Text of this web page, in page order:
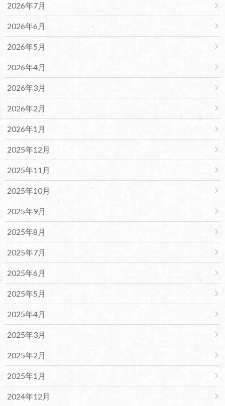
2026年7月
2026年6月
2026年5月
2026年4月
2026年3月
2026年2月
2026年1月
2025年12月
2025年11月
2025年10月
2025年9月
2025年8月
2025年7月
2025年6月
2025年5月
2025年4月
2025年3月
2025年2月
2025年1月
2024年12月